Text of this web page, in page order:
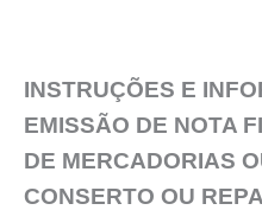
INSTRUÇÕES E
EMISSÃO DE NOTA
DE MERCADORIAS
CONSERTO OU